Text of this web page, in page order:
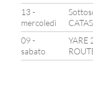
13 -
mercoledì
CATAS
09 -
sabato
YARE